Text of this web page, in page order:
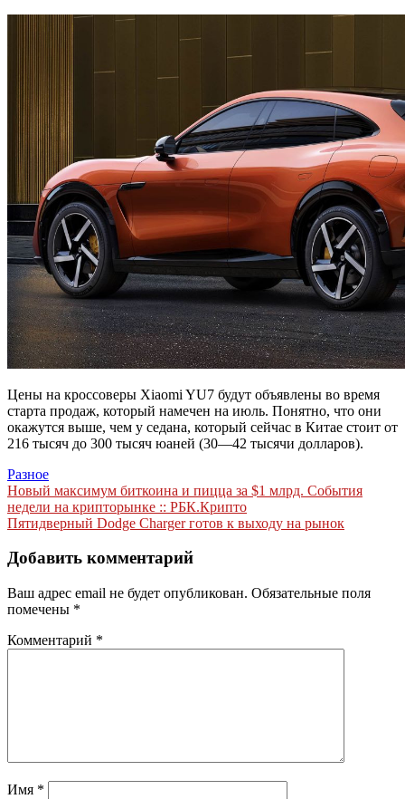
Цены на кроссоверы Xiaomi YU7 будут объявлены во время
старта продаж, который намечен на июль. Понятно, что они
окажутся выше, чем у седана, который сейчас в Китае стоит от
216 тысяч до 300 тысяч юаней (30—42 тысячи долларов).
Разное
Навигация
по
Новый максимум биткоина и пицца за $1 млрд. События
недели на крипторынке :: РБК.Крипто
Пятидверный Dodge Charger готов к выходу на рынок
Добавить комментарий
Ваш адрес email не будет опубликован. Обязательные поля
помечены *
Комментарий *
Имя *